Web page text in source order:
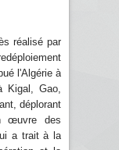
réalisé par
l'Algérie à
Gao,
déplorant
œuvre des
a trait à la